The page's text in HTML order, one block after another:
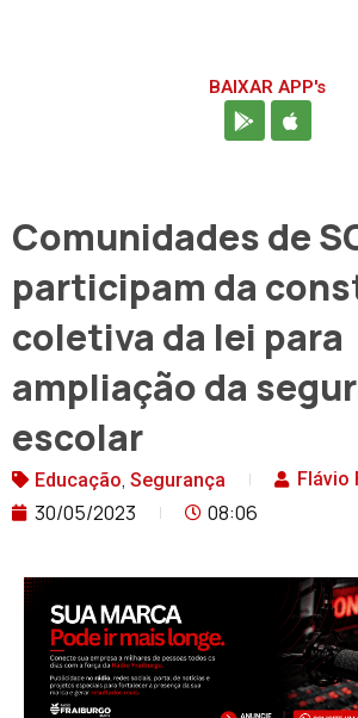
BAIXAR APP's
Comunidades de
participam da
coletiva da lei para
ampliação da
escolar
Educação, Segurança Flávio
30/05/2023 08:06